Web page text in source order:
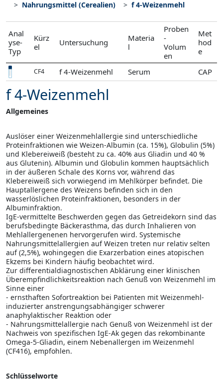
Nahrungsmittel (Cerealien) f 4-Weizenmehl
Anal
yse-
Typ
Kürz
el
Untersuchung
Materia
l
Proben
-
Volum
en
Met
hod
e
CF4 f 4-Weizenmehl Serum CAP
f 4-Weizenmehl
Allgemeines
Auslöser einer Weizenmehlallergie sind unterschiedliche
Proteinfraktionen wie Weizen-Albumin (ca. 15%), Globulin (5%)
und Klebereiweiß (besteht zu ca. 40% aus Gliadin und 40 %
aus Glutenin). Albumin und Globulin kommen hauptsächlich
in der äußeren Schale des Korns vor, während das
Klebereiweiß sich vorwiegend im Mehlkörper befindet. Die
Hauptallergene des Weizens befinden sich in den
wasserlöslichen Proteinfraktionen, besonders in der
Albuminfraktion.
IgE-vermittelte Beschwerden gegen das Getreidekorn sind das
berufsbedingte Bäckerasthma, das durch Inhalieren von
Mehlallergenenen hervorgerufen wird. Systemische
Nahrungsmittelallergien auf Weizen treten nur relativ selten
auf (2,5%), wohingegen die Exarzerbation eines atopischen
Ekzems bei Kindern häufig beobachtet wird.
Zur differentialdiagnostischen Abklärung einer klinischen
Überempfindlichkeitsreaktion nach Genuß von Weizenmehl im
Sinne einer
- ernsthaften Sofortreaktion bei Patienten mit Weizenmehl-
induzierter anstrengungsabhängiger schwerer
anaphylaktischer Reaktion oder
- Nahrungsmittelallergie nach Genuß von Weizenmehl ist der
Nachweis von spezifischen IgE-Ak gegen das rekombinante
Omega-5-Gliadin, einem Nebenallergen im Weizenmehl
(CF416), empfohlen.
Schlüsselworte